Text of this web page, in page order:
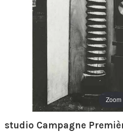
Zoom
studio Campagne